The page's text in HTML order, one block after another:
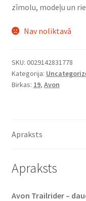
zīmolu, modeļu un
Nav noliktavā
SKU: 0029142831778
Kategorija:
Birkas: 19, Avon
Apraksts
Apraksts
Avon Trailrider –